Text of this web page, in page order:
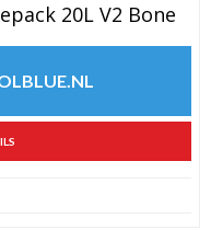
20L V2 Bone